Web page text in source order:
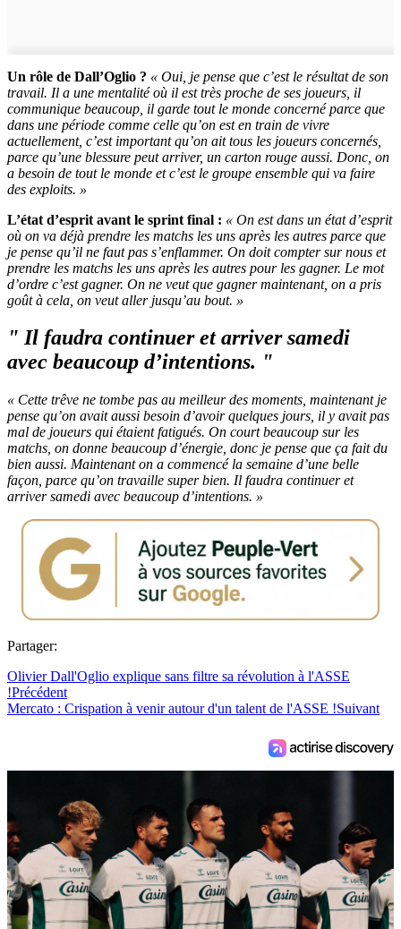
Un rôle de Dall’Oglio ? « Oui, je pense que c’est le résultat de son
travail. Il a une mentalité où il est très proche de ses joueurs, il
communique beaucoup, il garde tout le monde concerné parce que
dans une période comme celle qu’on est en train de vivre
actuellement, c’est important qu’on ait tous les joueurs concernés,
parce qu’une blessure peut arriver, un carton rouge aussi. Donc, on
a besoin de tout le monde et c’est le groupe ensemble qui va faire
des exploits. »
L’état d’esprit avant le sprint final : « On est dans un état d’esprit
où on va déjà prendre les matchs les uns après les autres parce que
je pense qu’il ne faut pas s’enflammer. On doit compter sur nous et
prendre les matchs les uns après les autres pour les gagner. Le mot
d’ordre c’est gagner. On ne veut que gagner maintenant, on a pris
goût à cela, on veut aller jusqu’au bout. »
" Il faudra continuer et arriver samedi
avec beaucoup d’intentions. "
« Cette trêve ne tombe pas au meilleur des moments, maintenant je
pense qu’on avait aussi besoin d’avoir quelques jours, il y avait pas
mal de joueurs qui étaient fatigués. On court beaucoup sur les
matchs, on donne beaucoup d’énergie, donc je pense que ça fait du
bien aussi. Maintenant on a commencé la semaine d’une belle
façon, parce qu’on travaille super bien. Il faudra continuer et
arriver samedi avec beaucoup d’intentions. »
Partager:
Olivier Dall'Oglio explique sans filtre sa révolution à l'ASSE
!Précédent
Mercato : Crispation à venir autour d'un talent de l'ASSE !Suivant